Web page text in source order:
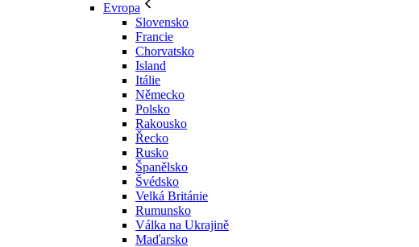
Evropa
Slovensko
Francie
Chorvatsko
Island
Itálie
Německo
Polsko
Rakousko
Řecko
Rusko
Španělsko
Švédsko
Velká Británie
Rumunsko
Válka na Ukrajině
Maďarsko